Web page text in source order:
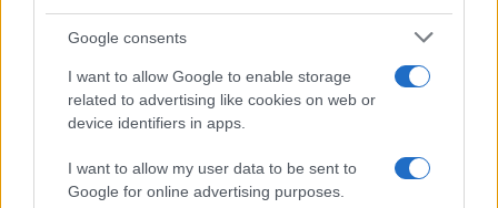
Google consents
I want to allow Google to enable storage
related to advertising like cookies on web or
device identifiers in apps.
I want to allow my user data to be sent to
Google for online advertising purposes.
E-mail cím
Feliratkozom a hírlevélre és elfogadom az
adatvédelmi
szabályzatot!